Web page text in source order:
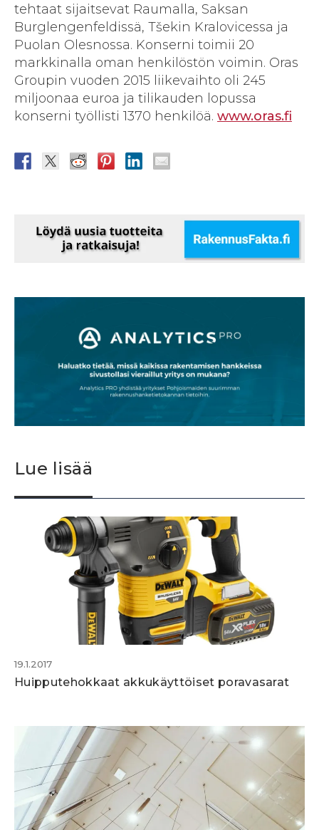
tehtaat sijaitsevat Raumalla, Saksan
Burglengenfeldissä, Tšekin Kralovicessa ja
Puolan Olesnossa. Konserni toimii 20
markkinalla oman henkilöstön voimin. Oras
Groupin vuoden 2015 liikevaihto oli 245
miljoonaa euroa ja tilikauden lopussa
konserni työllisti 1370 henkilöä. www.oras.fi
Lue lisää
19.1.2017
Huipputehokkaat akkukäyttöiset poravasarat